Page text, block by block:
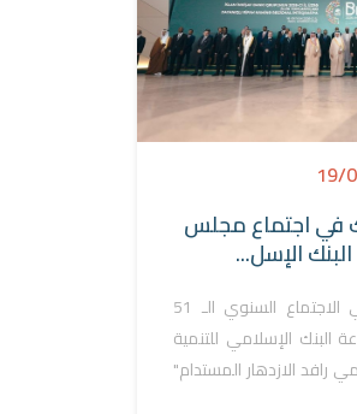
19/
في اجتماع مجلس
الإسل...
شاركت سلطنةُ عُمان في الاجتماع السنوي الـ 51
الإسلامي للتنمية
رافد الازدهار المستدام"